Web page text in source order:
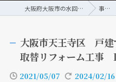
大阪府大阪市の水回りリフォームなら株式会社トーシン 事例/ブログ
大阪市天王寺区 戸建
取替リフォーム工事
2021/05/07 2024/02/16